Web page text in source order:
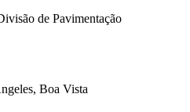
de Pavimentação
Boa Vista